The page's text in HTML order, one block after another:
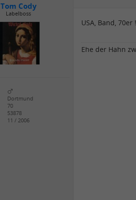
Tom Cody
Labelboss
Dortmund
70
53878
11 / 2006
USA, Band, 70er !
Ehe der Hahn